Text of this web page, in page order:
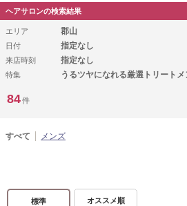
ヘアサロンの検索結果
エリア 郡山
日付 指定なし
来店時刻 指定なし
特集 うるツヤになれる厳選トリート
84件
すべて メンズ
標準 オススメ順